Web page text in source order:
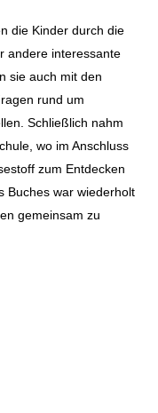
die Kinder durch die
andere interessante
sie auch mit den
rund um
Schließlich nahm
wo im Anschluss
zum Entdecken
Buches war wiederholt
gemeinsam zu